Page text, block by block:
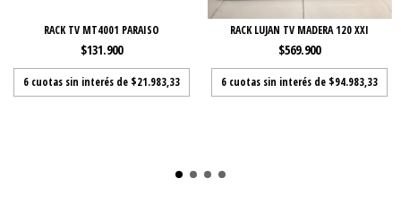
RACK TV MT4001 PARAISO
$131.900
6 cuotas sin interés de $21.983,33
RACK LUJAN TV MADERA 120 XXI
$569.900
6 cuotas sin interés de $94.983,33